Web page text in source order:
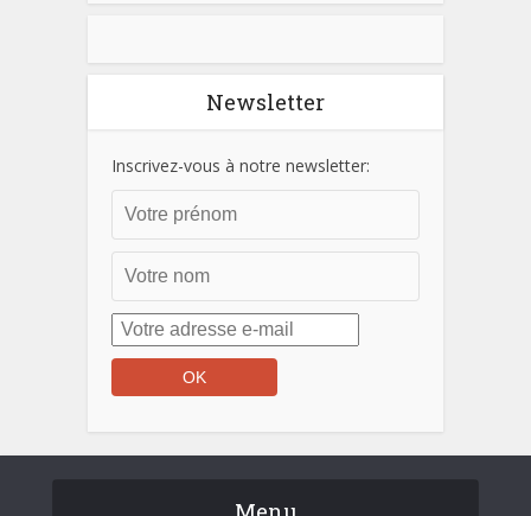
Newsletter
Inscrivez-vous à notre newsletter: